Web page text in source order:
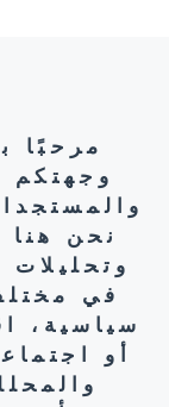
مرحبًا
وجهتكم
نحن هنا
في
سياسية،
أو